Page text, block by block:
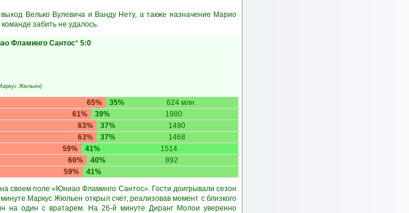
Велько Вулевича и Ванду Нету, а также назначение Марио
забить не удалось.
Фламинго Сантос* 5:0
Жюльен)
65% 35% 624 млн.
61% 39% 1980
63% 37% 1490
63% 37% 1468
59% 41% 1514
60% 40% 892
59%
41%
своем поле «Юниао Фламинго Сантос». Гости доигрывали сезон
Маркус Жюльен открыл счет, реализовав момент с близкого
на один с вратарем. На 26-й минуте Диранг Молои уверенно